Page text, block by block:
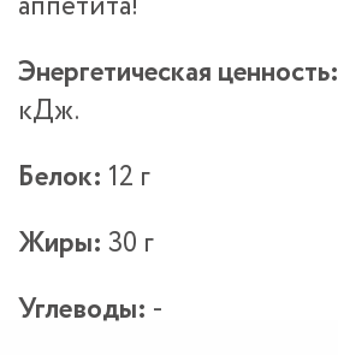
Энергетическая ценность:
кДж.
Белок: 12 г
Жиры: 30 г
Углеводы: -